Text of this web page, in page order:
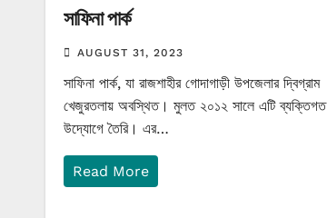
সাফিনা পার্ক
AUGUST 31, 2023
সাফিনা পার্ক, যা রাজশাহীর গোদাগাড়ী উপজেলার দ্বিগ্রাম
খেজুরতলায় অবস্থিত। মুলত ২০১২ সালে এটি ব্যক্তিগত
উদ্যোগে তৈরি। এর…
Read More